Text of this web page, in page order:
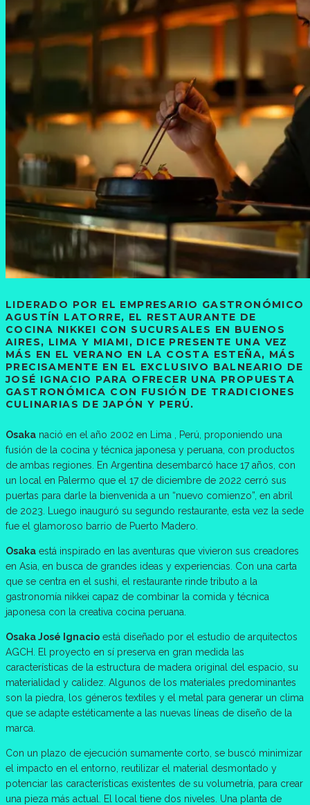
LIDERADO POR EL EMPRESARIO GASTRONÓMICO
AGUSTÍN LATORRE, EL RESTAURANTE DE
COCINA NIKKEI CON SUCURSALES EN BUENOS
AIRES, LIMA Y MIAMI, DICE PRESENTE UNA VEZ
MÁS EN EL VERANO EN LA COSTA ESTEÑA, MÁS
PRECISAMENTE EN EL EXCLUSIVO BALNEARIO DE
JOSÉ IGNACIO PARA OFRECER UNA PROPUESTA
GASTRONÓMICA CON FUSIÓN DE TRADICIONES
CULINARIAS DE JAPÓN Y PERÚ.
Osaka nació en el año 2002 en Lima , Perú, proponiendo una
fusión de la cocina y técnica japonesa y peruana, con productos
de ambas regiones. En Argentina desembarcó hace 17 años, con
un local en Palermo que el 17 de diciembre de 2022 cerró sus
puertas para darle la bienvenida a un “nuevo comienzo”, en abril
de 2023. Luego inauguró su segundo restaurante, esta vez la sede
fue el glamoroso barrio de Puerto Madero.
Osaka está inspirado en las aventuras que vivieron sus creadores
en Asia, en busca de grandes ideas y experiencias. Con una carta
que se centra en el sushi, el restaurante rinde tributo a la
gastronomía nikkei capaz de combinar la comida y técnica
japonesa con la creativa cocina peruana.
Osaka José Ignacio está diseñado por el estudio de arquitectos
AGCH. El proyecto en sí preserva en gran medida las
características de la estructura de madera original del espacio, su
materialidad y calidez. Algunos de los materiales predominantes
son la piedra, los géneros textiles y el metal para generar un clima
que se adapte estéticamente a las nuevas líneas de diseño de la
marca.
Con un plazo de ejecución sumamente corto, se buscó minimizar
el impacto en el entorno, reutilizar el material desmontado y
potenciar las características existentes de su volumetría, para crear
una pieza más actual. El local tiene dos niveles. Una planta de